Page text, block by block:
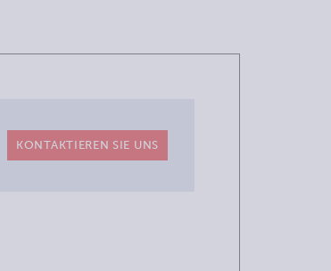
KONTAKTIEREN SIE UNS